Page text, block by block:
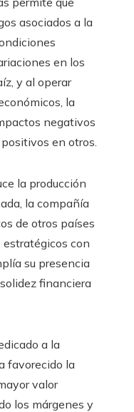
asociados a la
en los
y al operar
la
negativos
en otros.
la producción
la compañía
de otros países
con
su presencia
financiera
a la
favorecido la
valor
los márgenes y